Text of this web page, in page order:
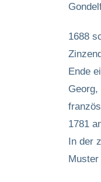
1688
Ende
1781
In der